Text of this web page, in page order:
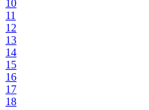
10
11
12
13
14
15
16
17
18